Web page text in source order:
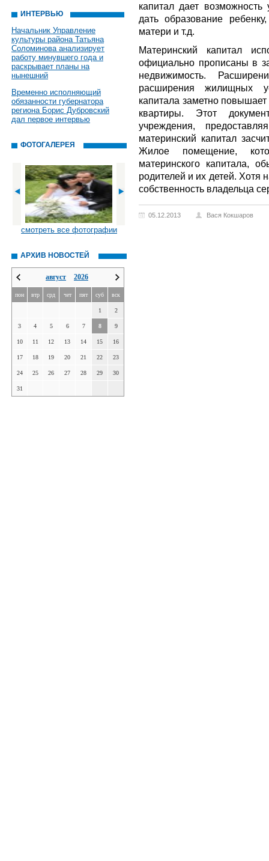
ИНТЕРВЬЮ
Начальник Управление
культуры района Татьяна
Соломинова анализирует
работу минувшего года и
раскрывает планы на
нынешний
Временно исполняющий
обязанности губернатора
региона Борис Дубровский
дал первое интервью
ФОТОГАЛЕРЕЯ
смотреть все фотографии
АРХИВ НОВОСТЕЙ
август 2026
пон втр срд чет пят суб вск
1 2
3 4 5 6 7 8 9
10 11 12 13 14 15 16
17 18 19 20 21 22 23
24 25 26 27 28 29 30
31
капитал дает
дать образование
матери и т.д.
Материнский капитал
официально прописаны в
недвижимость.
расширения жилищных
капитала заметно
квартиры. Этот
учреждения,
материнский капитал
Жилое помещение,
материнского капитала,
родителей и их детей. Хотя
собственность владельца
05.12.2013 Вася Кокшаров